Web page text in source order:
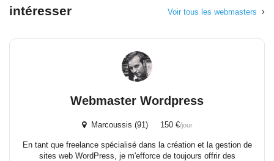
intéresser
Voir tous les webmasters
Webmaster Wordpress
Marcoussis (91) 150 €/jour
En tant que freelance spécialisé dans la création et la gestion de
sites web WordPress, je m'efforce de toujours offrir des